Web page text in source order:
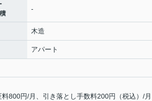
-
木造
アパート
800円/月、引き落とし手数料200円（税込）/月